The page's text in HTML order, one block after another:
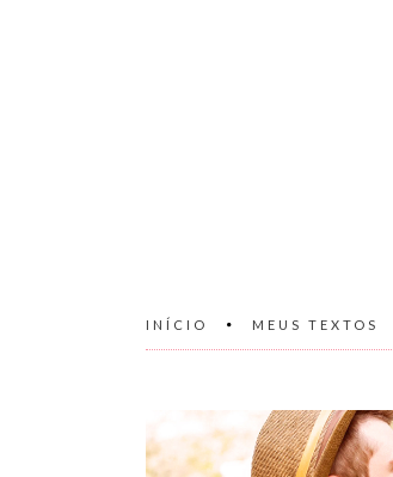
INÍCIO MEUS TEXTOS